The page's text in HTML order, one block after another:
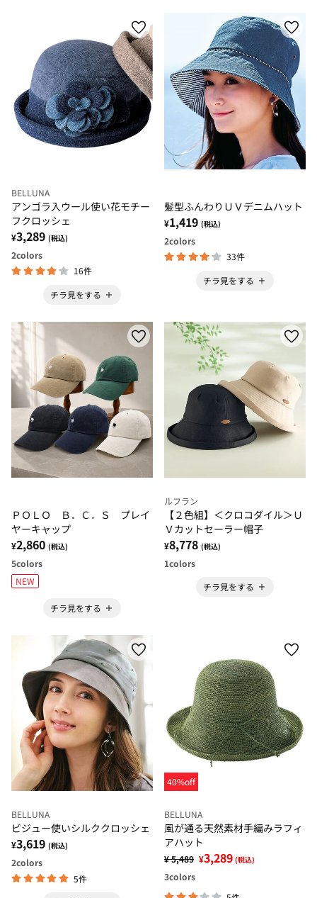
BELLUNA
アンゴラ入ウール使い花モチー
フクロッシェ
¥3,289 (税込)
2colors
16件
チラ見をする
髪型ふんわりＵＶデニムハット
¥1,419 (税込)
2colors
33件
チラ見をする
ＰＯＬＯ Ｂ．Ｃ．Ｓ プレイ
ヤーキャップ
¥2,860 (税込)
5colors
NEW
チラ見をする
ルフラン
【２色組】＜クロコダイル＞Ｕ
Ｖカットセーラー帽子
¥8,778 (税込)
1colors
チラ見をする
BELLUNA
ビジュー使いシルククロッシェ
¥3,619 (税込)
2colors
5件
40%off
BELLUNA
風が通る天然素材手編みラフィ
アハット
¥ 5,489 ¥3,289 (税込)
3colors